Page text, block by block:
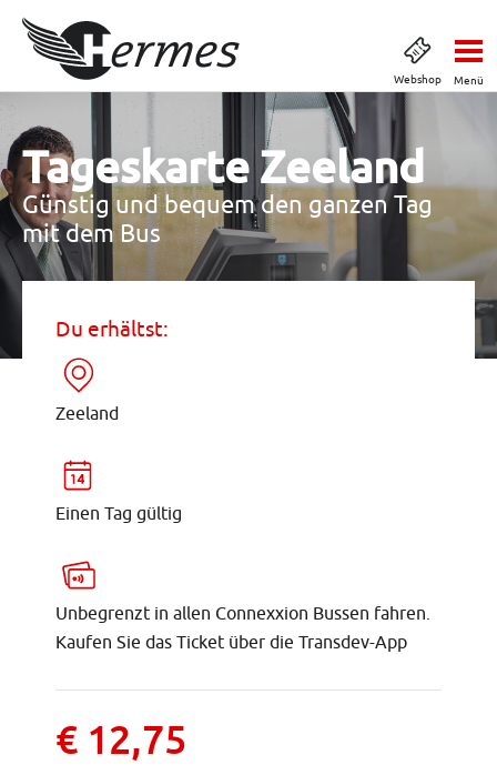
Webshop Menü
Tageskarte Zeeland
Günstig und bequem den ganzen Tag
mit dem Bus
Du erhältst:
Zeeland
Einen Tag gültig
Unbegrenzt in allen Connexxion Bussen fahren.
Kaufen Sie das Ticket über die Transdev-App
€ 12,75